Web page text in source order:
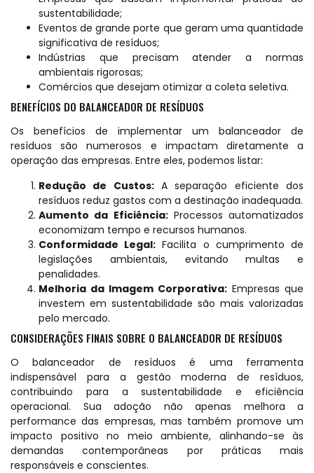
sustentabilidade;
Eventos de grande porte que geram uma quantidade
significativa de resíduos;
Indústrias que precisam atender a normas
ambientais rigorosas;
Comércios que desejam otimizar a coleta seletiva.
BENEFÍCIOS DO BALANCEADOR DE RESÍDUOS
Os benefícios de implementar um balanceador de
resíduos são numerosos e impactam diretamente a
operação das empresas. Entre eles, podemos listar:
Redução de Custos:A separação eficiente dos
resíduos reduz gastos com a destinação inadequada.
Aumento da Eficiência:Processos automatizados
economizam tempo e recursos humanos.
Conformidade Legal: Facilita o cumprimento de
legislações ambientais, evitando multas e
penalidades.
Melhoria da Imagem Corporativa: Empresas que
investem em sustentabilidade são mais valorizadas
pelo mercado.
CONSIDERAÇÕES FINAIS SOBRE O BALANCEADOR DE RESÍDUOS
O balanceador de resíduos é uma ferramenta
indispensável para a gestão moderna de resíduos,
contribuindo para a sustentabilidade e eficiência
operacional. Sua adoção não apenas melhora a
performance das empresas, mas também promove um
impacto positivo no meio ambiente, alinhando-se às
demandas contemporâneas por práticas mais
responsáveis e conscientes.